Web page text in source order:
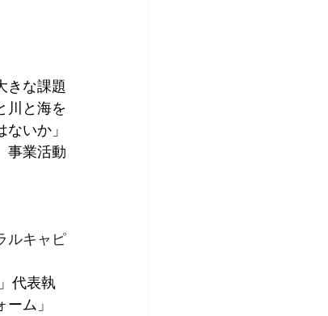
きな課題
川と海を
いか」
事業活動
ルキャピ
代表執
ム」